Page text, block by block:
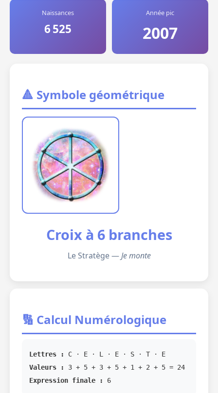
Naissances
6 525
Année pic
2007
🔺 Symbole géométrique
Croix à 6 branches
Le Stratège —Je monte
🔢 Calcul Numérologique
Lettres :
C · E · L · E · S · T · E
Valeurs :
3 + 5 + 3 + 5 + 1 + 2 + 5 = 24
Expression finale :
6